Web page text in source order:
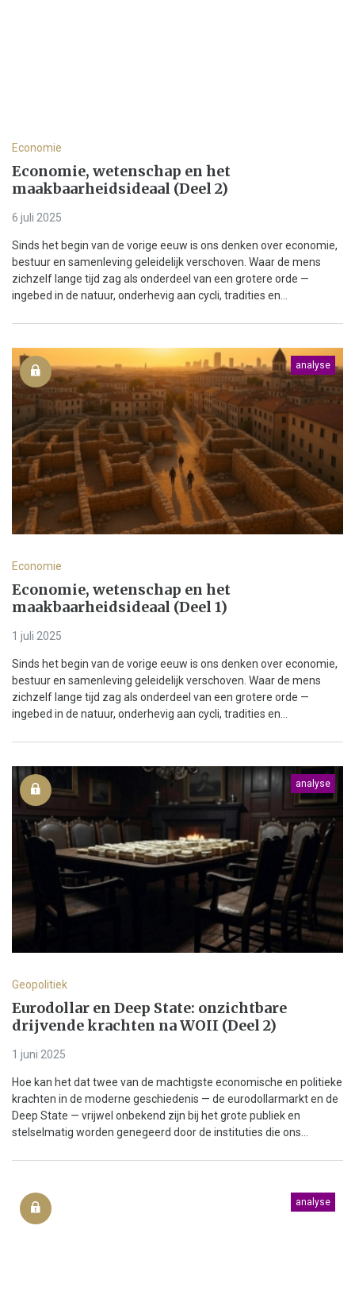
Economie
Economie, wetenschap en het
maakbaarheidsideaal (Deel 2)
6 juli 2025
Sinds het begin van de vorige eeuw is ons denken over economie,
bestuur en samenleving geleidelijk verschoven. Waar de mens
zichzelf lange tijd zag als onderdeel van een grotere orde —
ingebed in de natuur, onderhevig aan cycli, tradities en...
analyse
Economie
Economie, wetenschap en het
maakbaarheidsideaal (Deel 1)
1 juli 2025
Sinds het begin van de vorige eeuw is ons denken over economie,
bestuur en samenleving geleidelijk verschoven. Waar de mens
zichzelf lange tijd zag als onderdeel van een grotere orde —
ingebed in de natuur, onderhevig aan cycli, tradities en...
analyse
Geopolitiek
Eurodollar en Deep State: onzichtbare
drijvende krachten na WOII (Deel 2)
1 juni 2025
Hoe kan het dat twee van de machtigste economische en politieke
krachten in de moderne geschiedenis — de eurodollarmarkt en de
Deep State — vrijwel onbekend zijn bij het grote publiek en
stelselmatig worden genegeerd door de instituties die ons...
analyse